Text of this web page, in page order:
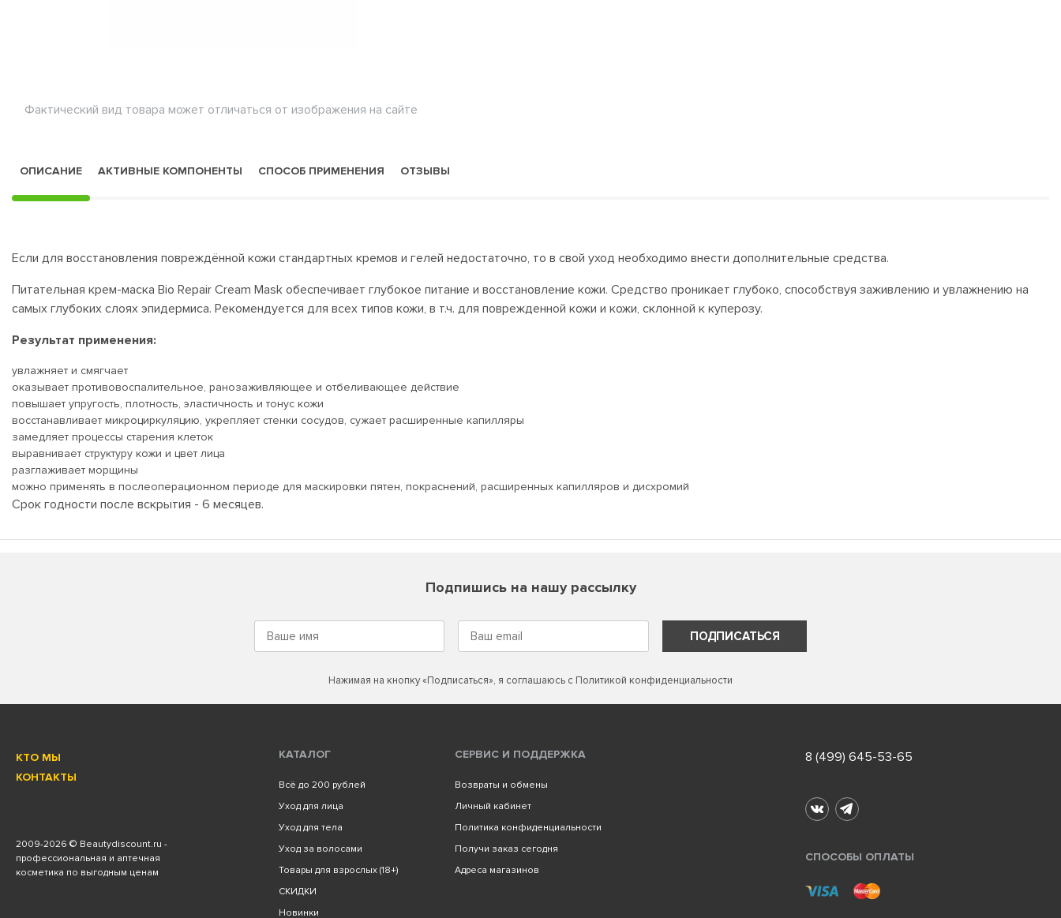
Фактический вид товара может отличаться от изображения на сайте
ОПИСАНИЕ АКТИВНЫЕ КОМПОНЕНТЫ СПОСОБ ПРИМЕНЕНИЯ ОТЗЫВЫ
Если для восстановления повреждённой кожи стандартных кремов и гелей недостаточно, то в свой уход необходимо внести дополнительные средства.
Питательная крем-маска Bio Repair Cream Mask обеспечивает глубокое питание и восстановление кожи. Средство проникает глубоко, способствуя заживлению и увлажнению на
самых глубоких слоях эпидермиса. Рекомендуется для всех типов кожи, в т.ч. для поврежденной кожи и кожи, склонной к куперозу.
Результат применения:
увлажняет и смягчает
оказывает противовоспалительное, ранозаживляющее и отбеливающее действие
повышает упругость, плотность, эластичность и тонус кожи
восстанавливает микроциркуляцию, укрепляет стенки сосудов, сужает расширенные капилляры
замедляет процессы старения клеток
выравнивает структуру кожи и цвет лица
разглаживает морщины
можно применять в послеоперационном периоде для маскировки пятен, покраснений, расширенных капилляров и дисхромий
Срок годности после вскрытия - 6 месяцев.
Подпишись на нашу рассылку
ПОДПИСАТЬСЯ
Нажимая на кнопку «Подписаться», я соглашаюсь с Политикой конфиденциальности
КТО МЫ
КОНТАКТЫ
2009-2026 © Beautydiscount.ru -
профессиональная и аптечная
косметика по выгодным ценам
КАТАЛОГ
Всё до 200 рублей
Уход для лица
Уход для тела
Уход за волосами
Товары для взрослых (18+)
СКИДКИ
Новинки
СЕРВИС И ПОДДЕРЖКА
Возвраты и обмены
Личный кабинет
Политика конфиденциальности
Получи заказ сегодня
Адреса магазинов
8 (499) 645-53-65
СПОСОБЫ ОПЛАТЫ